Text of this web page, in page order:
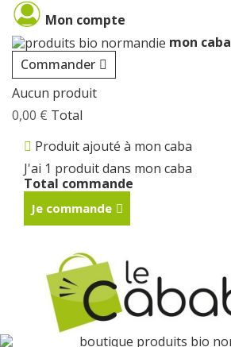
Mon compte
mon caba
Commander
Aucun produit
0,00 € Total
Produit ajouté à mon caba
J'ai 1 produit dans mon caba
Total commande
Je commande
Cookies management panel